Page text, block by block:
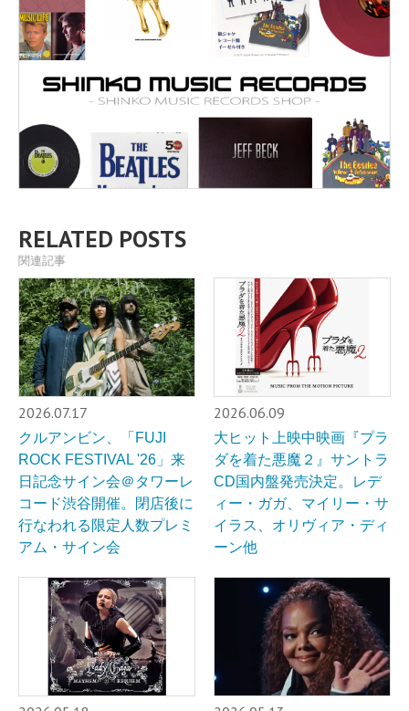
RELATED POSTS
関連記事
2026.07.17
クルアンビン、「FUJI
ROCK FESTIVAL '26」来
日記念サイン会＠タワーレ
コード渋谷開催。閉店後に
行なわれる限定人数プレミ
アム・サイン会
2026.06.09
大ヒット上映中映画『プラ
ダを着た悪魔２』サントラ
CD国内盤発売決定。レデ
ィー・ガガ、マイリー・サ
イラス、オリヴィア・ディ
ーン他